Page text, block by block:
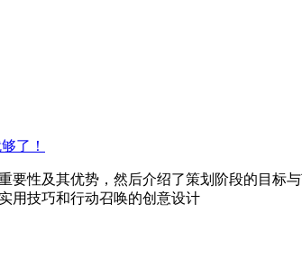
了！
要性及其优势，然后介绍了策划阶段的目标
用技巧和行动召唤的创意设计